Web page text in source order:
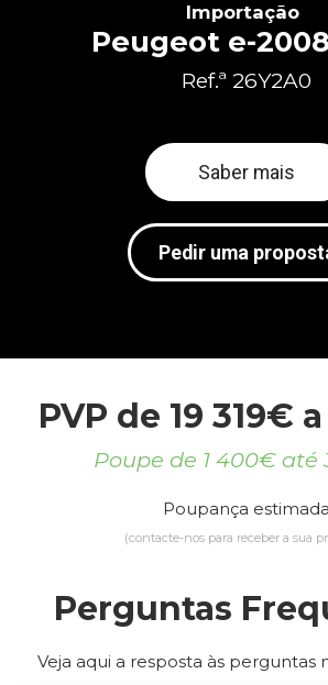
Importação
Peugeot e-2008
Ref.ª 26Y2A0
Saber mais
Pedir uma
PVP de 19 319€
Poupe de 1 400€ até
Poupança estimada
(contacte-nos para receber a sua
Perguntas
Veja aqui a resposta às perguntas